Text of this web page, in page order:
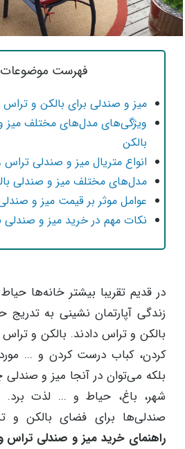
فهرست موضوعات
میز و صندلی برای بالکن و تراس
ویژگی‌های مدل‌های مختلف میز
بالکن
انواع متریال میز و صندلی تراس
مدل‌های مختلف میز و صندلی
عوامل موثر بر قیمت میز و
نکات مهم در خرید میز و صندلی
در قدیم تقریبا بیشتر خانه‌ها
زندگی آپارتمان نشینی به تدریج
بالکن و تراس دادند. بالکن و تراس
کردن، کباب درست کردن و ... مورد
بلکه می‌توان در آنجا میز و صندلی
شهر، باغ، حیاط و ... لذت برد.
صندلی‌ها برای فضای بالکن و
راهنمای خرید میز و صندلی تراس و